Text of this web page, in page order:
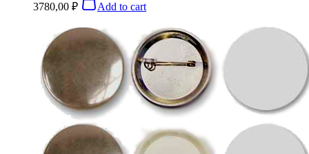
3780,00 ₽ Add to cart